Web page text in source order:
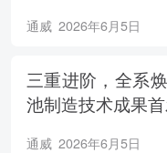
通威 2026年6月5日
三重进阶，全系
池制造技术成果
通威 2026年6月5日